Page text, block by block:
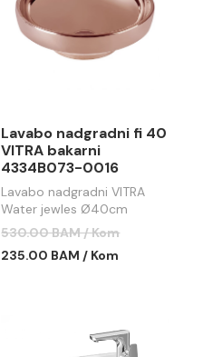
Lavabo nadgradni fi 40
VITRA bakarni
4334B073-0016
Lavabo nadgradni VITRA
Water jewles Ø40cm
bakarni
530.00 BAM / Kom
235.00 BAM / Kom